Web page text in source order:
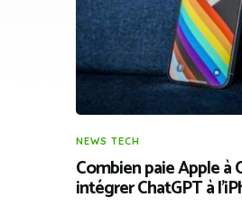
NEWS TECH
Combien paie Apple à
intégrer ChatGPT à